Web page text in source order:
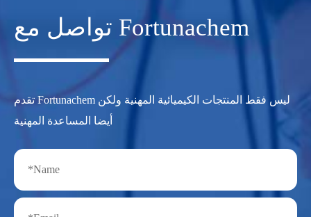
تواصل مع Fortunachem
تقدم Fortunachem ليس فقط المنتجات الكيميائية المهنية ولكن
أيضا المساعدة المهنية